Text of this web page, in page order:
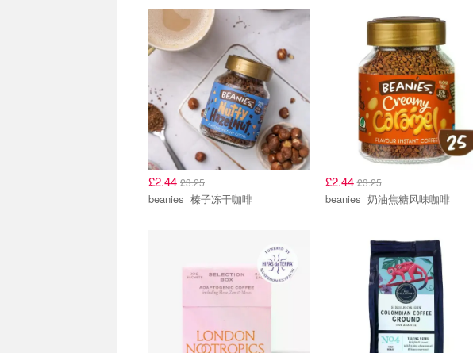
£2.44 £3.25
beanies 榛子冻干咖啡
£2.44£3.25
beanies 奶油焦糖风味咖啡